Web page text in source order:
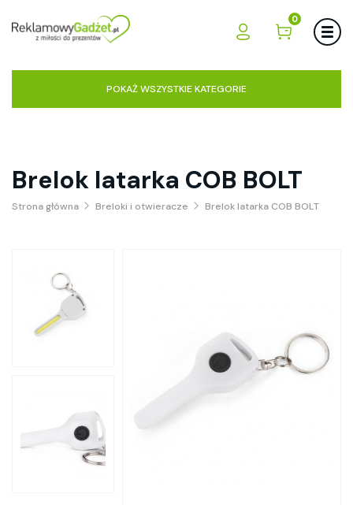
0
POKAŻ WSZYSTKIE KATEGORIE
Brelok latarka COB BOLT
Strona główna Breloki i otwieracze Brelok latarka COB BOLT